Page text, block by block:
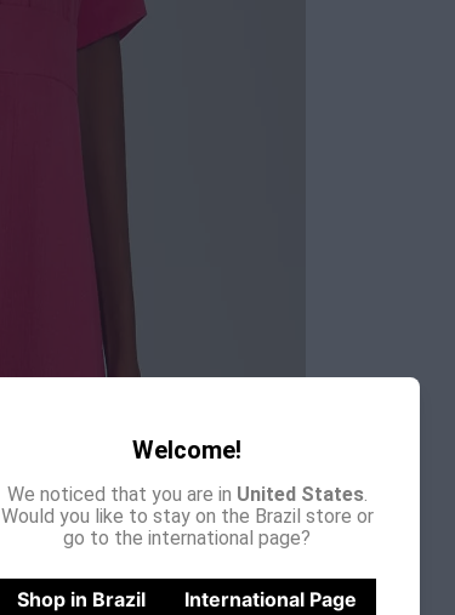
Welcome!
We noticed that you are in United States.
Would you like to stay on the Brazil store or
go to the international page?
Shop in Brazil International Page